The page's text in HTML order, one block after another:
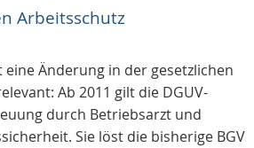
Arbeitsschutz
Änderung in der gesetzlichen
Ab 2011 gilt die DGUV-
durch Betriebsarzt und
Sie löst die bisherige BGV